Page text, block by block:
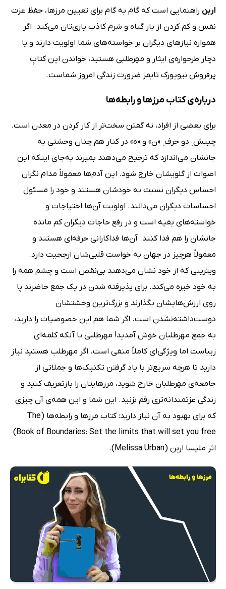
اربن راهنمایی است که گام به گام برای تعیین مرزها، حفظ عزت
نفس و کم کردن از بار گناه و شرم کاذب یاری‌تان می‌کند. اگر
همواره نیازهای دیگران بر خواسته‌های شما اولویت دارند و یا
دچار طرحواره‌ی ایثار و مهرطلبی هستید، خواندن این کتابِ
پرفروش نیویورک تایمز ضرورت زندگی امروز شماست.
درباره‌ی کتاب مرزها و رابطه‌ها
برای بعضی از افراد، نه گفتن سخت‌تر از کار کردن در معدن است.
چینش ِ دو حرف ِ «ن» و «ه» در کنار هم چنان وحشتی به
جانشان می‌اندازد که ترجیح می‌دهند بمیرند به‌جای اینکه این
اصوات از گلویشان خارج شود. این آدم‌ها معمولاً مدام نگران
احساس دیگران نسبت به خودشان هستند و خود را مسئول
احساسات دیگران می‌دانند. اولویت آن‌ها احتیاجات و
خواسته‌های بقیه است و در رفع حاجات دیگران کم مانده
جانشان را هم فدا کنند. آن‌ها فداکارانی حرفه‌ای هستند و
معمولاً هرچیز در جهان به خواست قلبی‌شان ارجحیت دارد.
ویترینی که از خود نشان می‌دهند بی‌نقص است و چشم همه را
به خود خیره می‌کند. برای پذیرفته شدن در یک جمع حاضرند پا
روی ارزش‌هایشان بگذارند و بزرگ‌ترین وحشتشان
دوست‌داشته‌نشدن است. اگر شما هم این خصوصیات را دارید،
به جمع مهرطلبان خوش آمدید! مهرطلبی با آنکه کلمه‌ای
زیباست اما ویژگی‌ای کاملاً منفی است. اگر مهرطلب هستید نیاز
دارید تا هرچه سریع‌تر با یاد گرفتن تکنیک‌ها و جملاتی از
جامعه‌ی مهرطلبان خارج شوید، مرزهایتان را بازتعریف کنید و
زندگی عزتمندانه‌تری رقم بزنید. این شما و این همه‌ی آن چیزی
که برای بهبود به آن نیاز دارید: کتاب مرزها و رابطه‌ها (The
Book of Boundaries: Set the limits that will set you free)
اثر ملیسا اربن (Melissa Urban).